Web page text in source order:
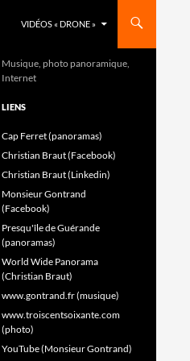
VIDÉOS « DRONE »
Musique, photo panoramique,
Internet
LIENS
Cap Ferret (panoramas)
Christian Braut (Facebook)
Christian Braut (Linkedin)
Monsieur Gontrand
(Facebook)
Presqu'île de Guérande
(panoramas)
World Wide Panorama
(Christian Braut)
www.gontrand.fr (musique)
www.troiscentsoixante.com
(photo)
YouTube (Monsieur Gontrand)